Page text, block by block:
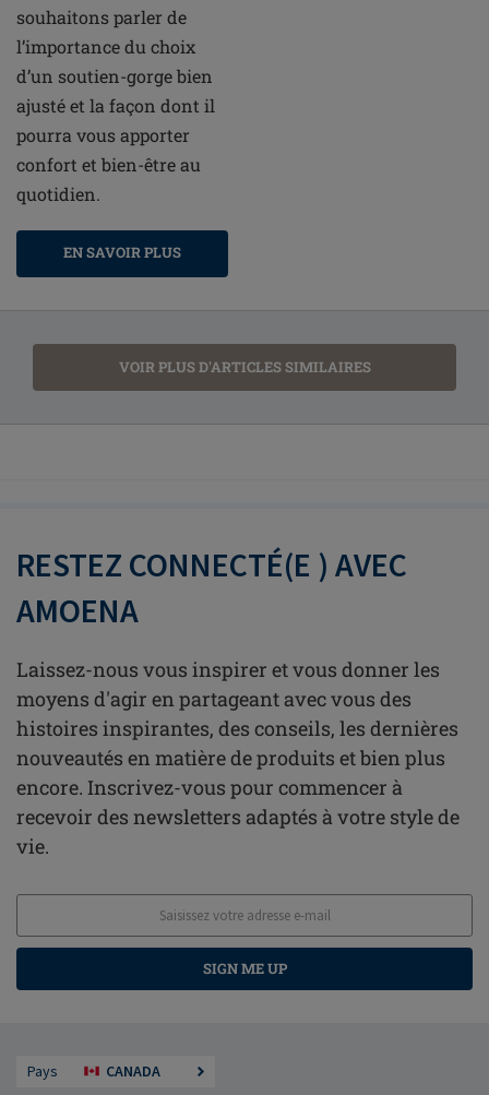
souhaitons parler de
l’importance du choix
d’un soutien-gorge bien
ajusté et la façon dont il
pourra vous apporter
confort et bien-être au
quotidien.
EN SAVOIR PLUS
VOIR PLUS D'ARTICLES SIMILAIRES
RESTEZ CONNECTÉ(E ) AVEC
AMOENA
Laissez-nous vous inspirer et vous donner les
moyens d'agir en partageant avec vous des
histoires inspirantes, des conseils, les dernières
nouveautés en matière de produits et bien plus
encore. Inscrivez-vous pour commencer à
recevoir des newsletters adaptés à votre style de
vie.
SIGN ME UP
Pays CANADA